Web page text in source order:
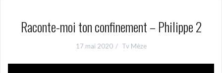
Raconte-moi ton confinement – Philippe 2
17 mai 2020 Tv Mèze